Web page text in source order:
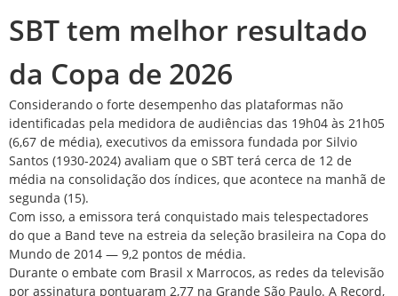
SBT tem melhor resultado
da Copa de 2026
Considerando o forte desempenho das plataformas não
identificadas pela medidora de audiências das 19h04 às 21h05
(6,67 de média), executivos da emissora fundada por Silvio
Santos (1930-2024) avaliam que o SBT terá cerca de 12 de
média na consolidação dos índices, que acontece na manhã de
segunda (15).
Com isso, a emissora terá conquistado mais telespectadores
do que a Band teve na estreia da seleção brasileira na Copa do
Mundo de 2014 — 9,2 pontos de média.
Durante o embate com Brasil x Marrocos, as redes da televisão
por assinatura pontuaram 2,77 na Grande São Paulo. A Record,